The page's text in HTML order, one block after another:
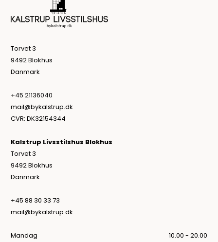
Torvet 3
9492 Blokhus
Danmark
+45 21136040
mail@bykalstrup.dk
CVR: DK32154344
Kalstrup Livsstilshus Blokhus
Torvet 3
9492 Blokhus
Danmark
+45 88 30 33 73
mail@bykalstrup.dk
Mandag
10.00 - 20.00